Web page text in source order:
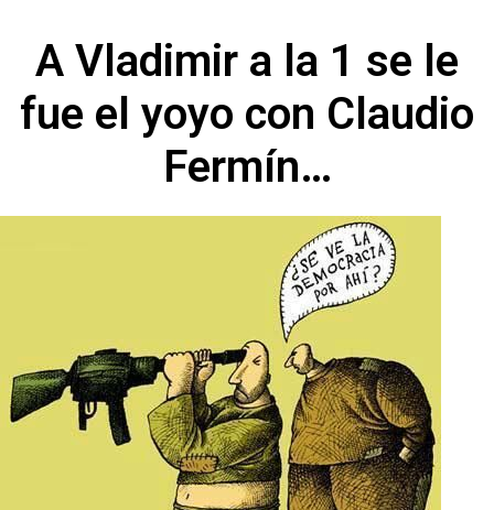
A Vladimir a la 1 se le
fue el yoyo con Claudio
Fermín…